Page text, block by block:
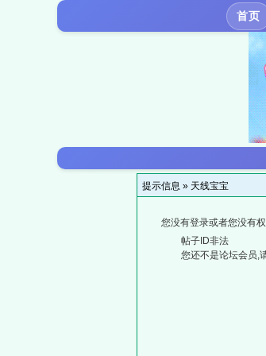
首页
提示信息 » 天线宝宝
您没有登录或者您没有
帖子ID非法
您还不是论坛会员,